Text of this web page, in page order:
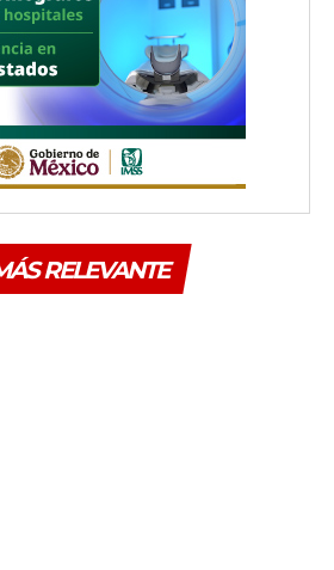
RELEVANTE